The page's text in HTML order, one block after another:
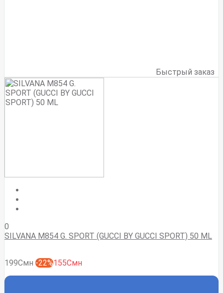
Быстрый заказ
0
SILVANA M854 G. SPORT (GUCCI BY GUCCI SPORT) 50 ML
199Смн -22%155Смн